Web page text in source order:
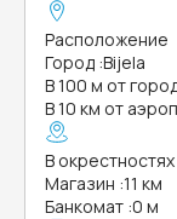
Расположение
Город :Bijela
В 100 м от
В 10 км от
В окрестностях
Магазин :11 км
Банкомат :0 м